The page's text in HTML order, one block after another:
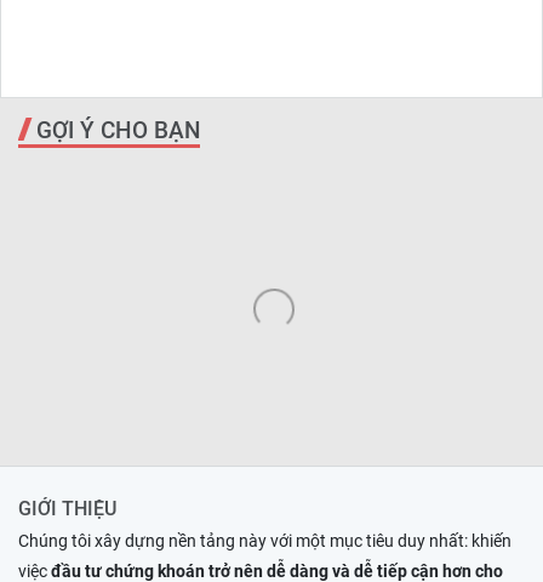
GỢI Ý CHO BẠN
GIỚI THIỆU
Chúng tôi xây dựng nền tảng này với một mục tiêu duy nhất: khiến
việcđầu tư chứng khoán trở nên dễ dàng và dễ tiếp cận hơn cho